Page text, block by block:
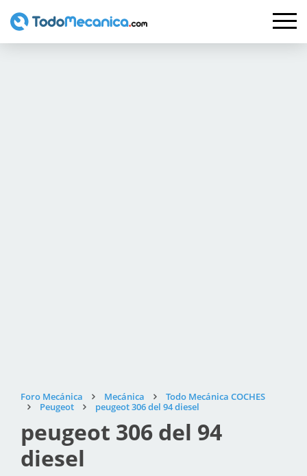
Foro Mecánica Mecánica
Todo Mecánica COCHES
Peugeot
peugeot 306 del 94 diesel
peugeot 306 del 94
diesel